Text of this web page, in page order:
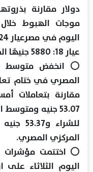
دولار مقارنة
موجات الهبوط
عيار 18: 5880 جنيهًا الجنيه الذهب: 54880 جنيهًا
⭕ انخفض متوسط
مقارنة بتعاملات
المركزي المصري.
⭕ اختتمت مؤشرات
اليوم الثلاثاء